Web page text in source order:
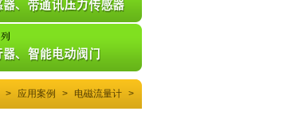
> 应用案例 > 电磁流量计 >